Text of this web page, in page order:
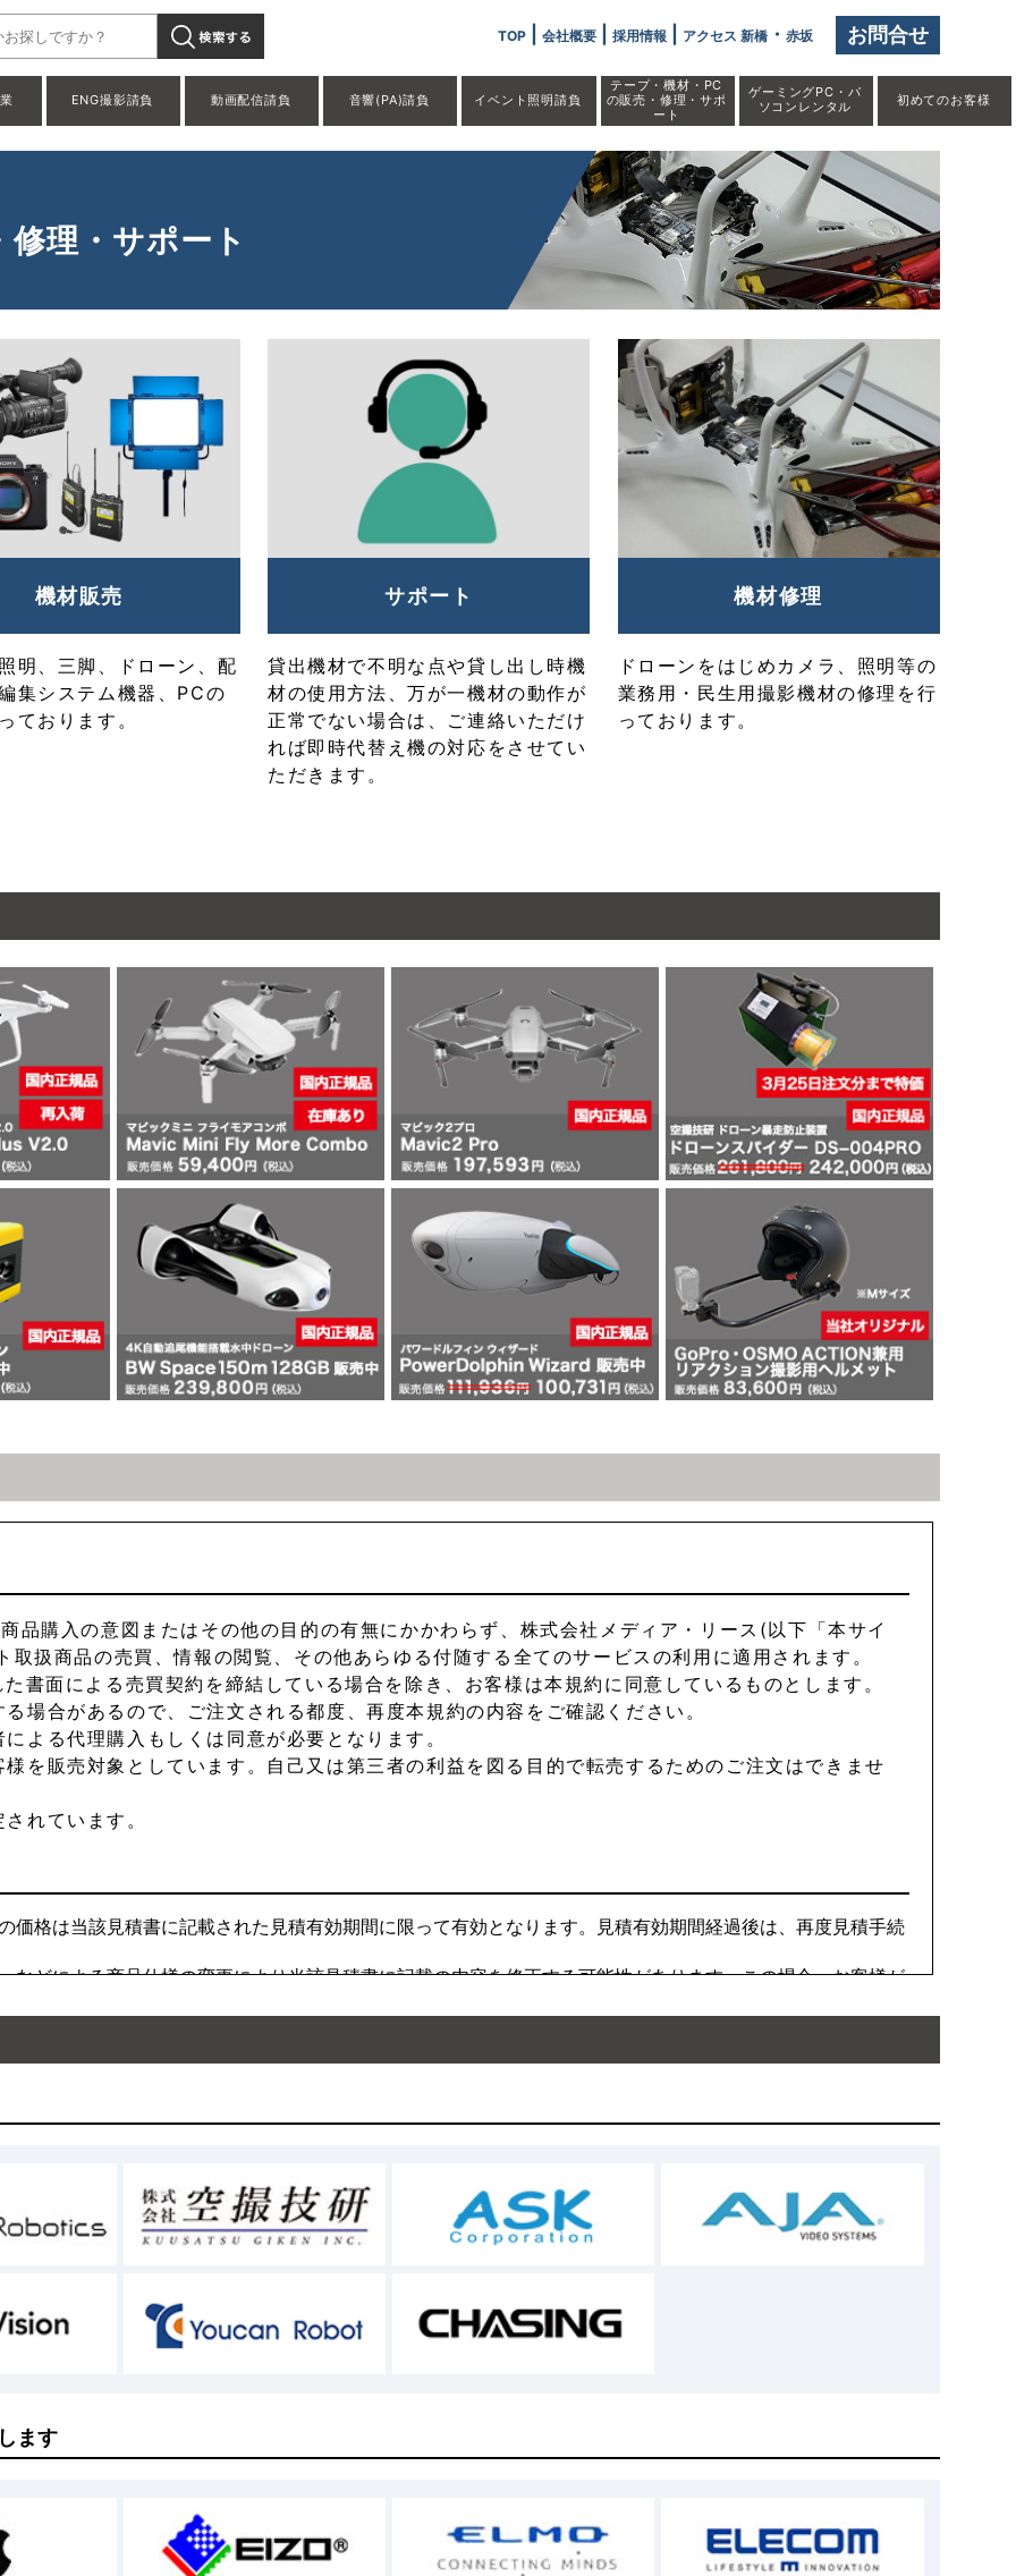
お問合せ
TOP| 会社概要| 採用情報 アクセス 新橋・ 赤坂
ENG撮影請負 動画配信請負 音響(PA)請負 イベント照明請負
テープ・機材・PC
の販売・修理・サポ
ート
ゲーミングPC・パ
ソコンレンタル
初めてのお客様
理・サポート
機材販売
明、三脚、ドローン、配
集システム機器、PCの
ております。
サポート
貸出機材で不明な点や貸し出し時機
材の使用方法、万が一機材の動作が
正常でない場合は、ご連絡いただけ
れば即時代替え機の対応をさせてい
ただきます。
機材修理
ドローンをはじめカメラ、照明等の
業務用・民生用撮影機材の修理を行
っております。
品購入の意図またはその他の目的の有無にかかわらず、株式会社メディア・リース(以下「本サイ
扱商品の売買、情報の閲覧、その他あらゆる付随する全てのサービスの利用に適用されます。
書面による売買契約を締結している場合を除き、お客様は本規約に同意しているものとします。
場合があるので、ご注文される都度、再度本規約の内容をご確認ください。
よる代理購入もしくは同意が必要となります。
を販売対象としています。自己又は第三者の利益を図る目的で転売するためのご注文はできませ
れています。
価格は当該見積書に記載された見積有効期間に限って有効となります。見積有効期間経過後は、再度見積手続
などによる商品仕様の変更により当該見積書に記載の内容を修正する可能性があります。この場合、お客様が
うものではありません。
り一部仕様を変更する場合があります。あらかじめご了承ください。
トはお客様に対して契約の解除ができるものとします。この場合、お客様が損害を被ったとしても、本サイ
場合
ンなどを利用し、カード会社もしくは信販会社より受理されなかった場合
ます